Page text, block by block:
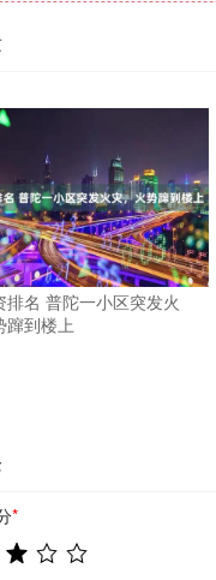
排名 普陀一小区突发火
蹿到楼上
*